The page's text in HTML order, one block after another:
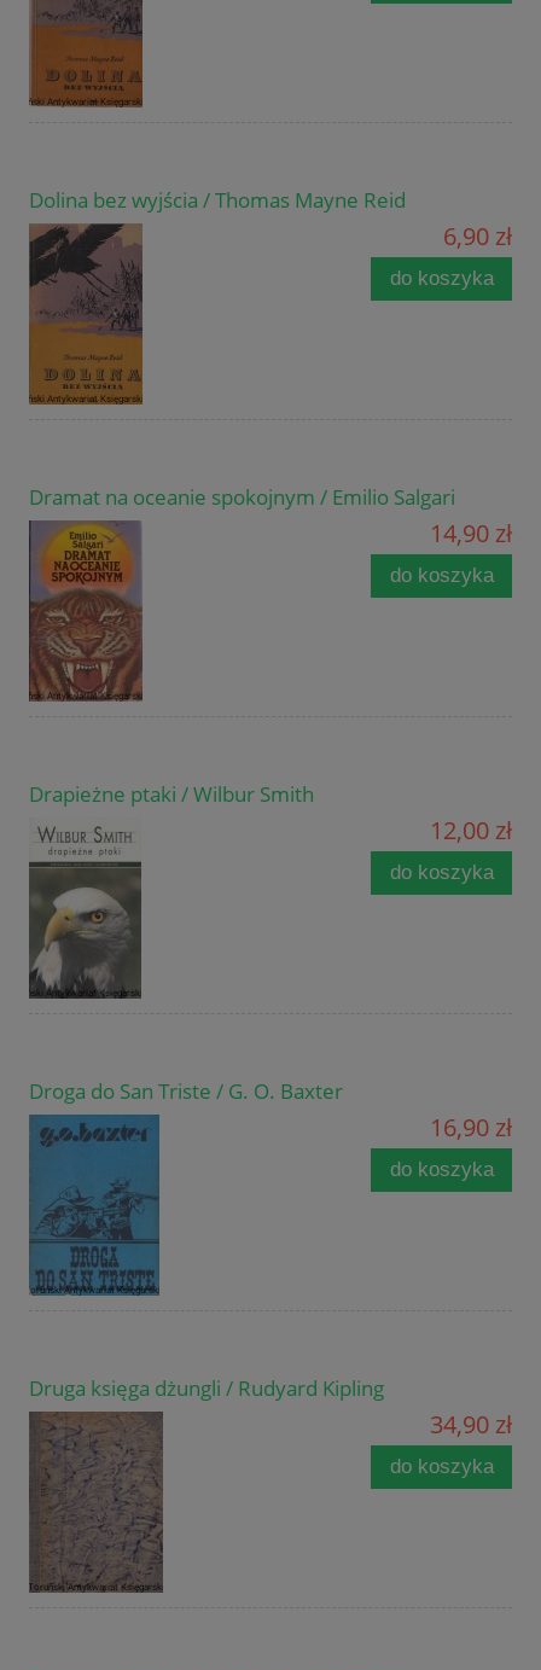
Dolina bez wyjścia / Thomas Mayne Reid
6,90 zł
do koszyka
Dramat na oceanie spokojnym / Emilio Salgari
14,90 zł
do koszyka
Drapieżne ptaki / Wilbur Smith
12,00 zł
do koszyka
Droga do San Triste / G. O. Baxter
16,90 zł
do koszyka
Druga księga dżungli / Rudyard Kipling
34,90 zł
do koszyka